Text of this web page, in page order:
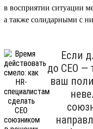
в восприятии ситуации
а также солидарными с
Если
до CEO —
ваш